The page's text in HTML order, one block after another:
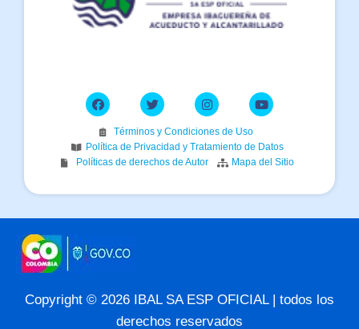
Términos y Condiciones de Uso
Política de Privacidad y Tratamiento de Datos
Políticas de derechos de Autor
Mapa del Sitio
Copyright © 2026 IBAL SA ESP OFICIAL | todos los
derechos reservados